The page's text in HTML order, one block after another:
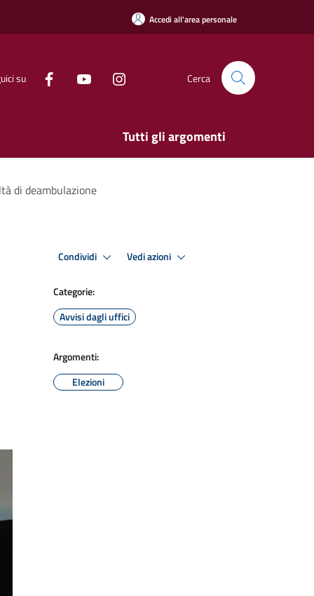
Accedi all'area personale
su Cerca
Tutti gli argomenti
di deambulazione
Condividi Vedi azioni
Categorie:
Avvisi dagli uffici
Argomenti:
Elezioni